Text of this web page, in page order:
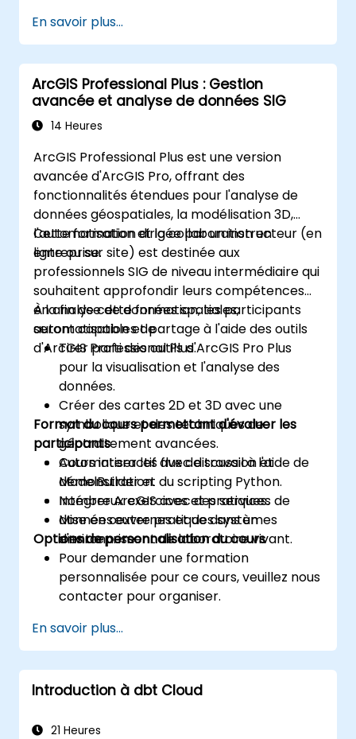
discutons des outils et de l'infrastructure qui
permettent le stockage Big Data, le
traitement distribué et la Scalabilité.
En savoir plus...
ArcGIS Professional Plus : Gestion
avancée et analyse de données SIG
14 Heures
ArcGIS Professional Plus est une version
avancée d'ArcGIS Pro, offrant des
fonctionnalités étendues pour l'analyse de
données géospatiales, la modélisation 3D,
l'automatisation et la collaboration en
entreprise.
Cette formation dirigée par un instructeur (en
ligne ou sur site) est destinée aux
professionnels SIG de niveau intermédiaire qui
souhaitent approfondir leurs compétences
en analyse de données spatiales,
automatisation et partage à l'aide des outils
d'ArcGIS Professional Plus.
À la fin de cette formation, les participants
seront capables de :
Tirer parti des outils d'ArcGIS Pro Plus
pour la visualisation et l'analyse des
données.
Créer des cartes 2D et 3D avec une
symbolique et des techniques de
géotraitement avancées.
Automatiser les flux de travail à l'aide de
ModelBuilder et du scripting Python.
Intégrer ArcGIS avec des services de
données externes et des systèmes
d'entreprise.
Format du cours permettant d'évaluer les
participants
Cours interactif avec discussion et
démonstration.
Nombreux exercices et pratiques.
Mise en œuvre pratique dans un
environnement de laboratoire vivant.
Options de personnalisation du cours
Pour demander une formation
personnalisée pour ce cours, veuillez nous
contacter pour organiser.
En savoir plus...
Introduction à dbt Cloud
21 Heures